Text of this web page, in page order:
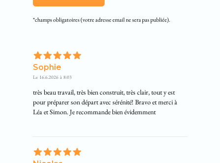
*champs obligatoires (votre adresse email ne sera pas publiée).
Sophie
Le 16.6.2026 à 8:03
très beau travail, très bien construit, très clair, tout y est
pour préparer son départ avec sérénité! Bravo et merci à
Léa et Simon. Je recommande bien évidemment